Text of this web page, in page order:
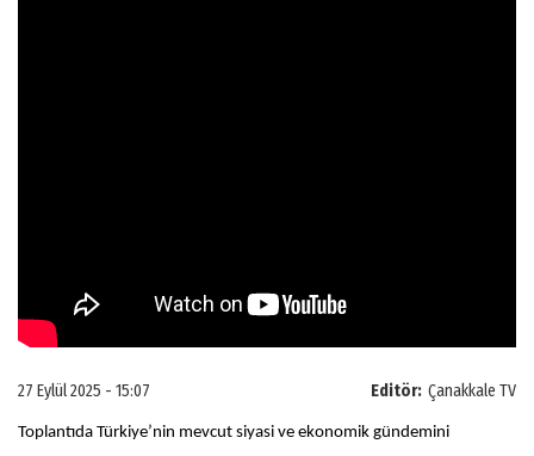
Editör: Çanakkale TV
27 Eylül 2025 - 15:07
Toplantıda Türkiye’nin mevcut siyasi ve ekonomik gündemini